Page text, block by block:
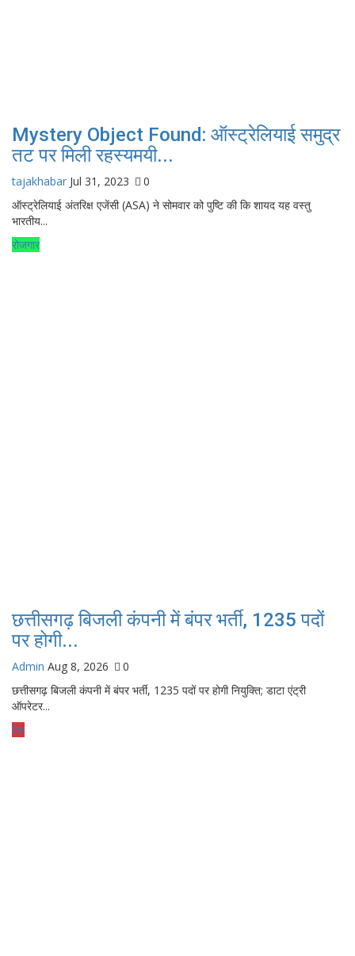
Mystery Object Found: ऑस्ट्रेलियाई समुद्र
तट पर मिली रहस्यमयी...
tajakhabar Jul 31, 2023
0
ऑस्ट्रेलियाई अंतरिक्ष एजेंसी (ASA) ने सोमवार को पुष्टि की कि शायद यह वस्तु
भारतीय...
रोजगार
छत्तीसगढ़ बिजली कंपनी में बंपर भर्ती, 1235 पदों
पर होगी...
Admin Aug 8, 2026
0
छत्तीसगढ़ बिजली कंपनी में बंपर भर्ती, 1235 पदों पर होगी नियुक्ति; डाटा एंट्री
ऑपरेटर...
देश